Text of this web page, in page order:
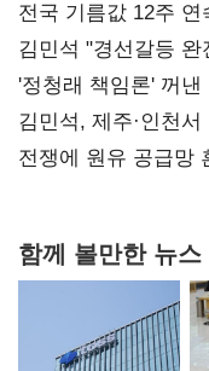
전국 기름값 12주
김민석 "경선갈등
사과부터"
'정청래 책임론' 꺼
때리기
김민석, 제주·인천
탈환'(종합)
전쟁에 원유 공급망
함께 볼만한 뉴스